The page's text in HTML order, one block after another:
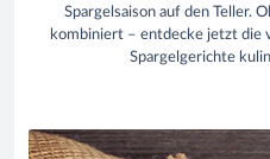
Spargelsaison auf den Teller.
kombiniert – entdecke jetzt die
Spargelgerichte